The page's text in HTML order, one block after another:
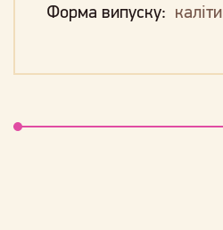
Форма випуску: каліти